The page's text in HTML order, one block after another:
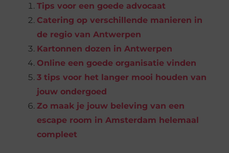
Tips voor een goede advocaat
Catering op verschillende manieren in
de regio van Antwerpen
Kartonnen dozen in Antwerpen
Online een goede organisatie vinden
3 tips voor het langer mooi houden van
jouw ondergoed
Zo maak je jouw beleving van een
escape room in Amsterdam helemaal
compleet